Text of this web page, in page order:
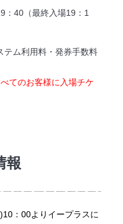
40（最終入場19：1
テム利用料・発券手数料
てのお客様に入場チケ
報
：00よりイープラスに